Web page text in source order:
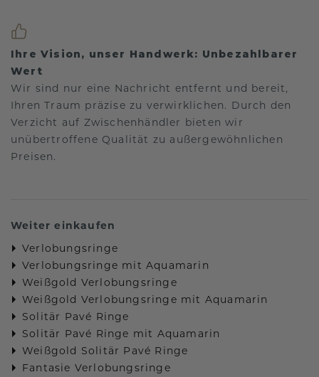
Ihre Vision, unser Handwerk: Unbezahlbarer
Wert
Wir sind nur eine Nachricht entfernt und bereit,
Ihren Traum präzise zu verwirklichen. Durch den
Verzicht auf Zwischenhändler bieten wir
unübertroffene Qualität zu außergewöhnlichen
Preisen.
Weiter einkaufen
Verlobungsringe
Verlobungsringe mit Aquamarin
Weißgold Verlobungsringe
Weißgold Verlobungsringe mit Aquamarin
Solitär Pavé Ringe
Solitär Pavé Ringe mit Aquamarin
Weißgold Solitär Pavé Ringe
Fantasie Verlobungsringe